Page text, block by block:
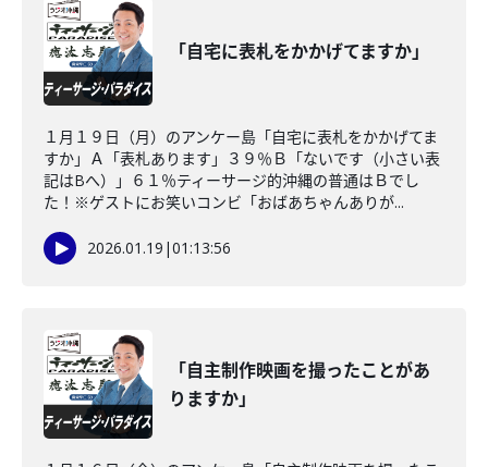
「自宅に表札をかかげてますか」
１月１９日（月）のアンケー島「自宅に表札をかかげてま
すか」Ａ「表札あります」３９％Ｂ「ないです（小さい表
記はBへ）」６１％ティーサージ的沖縄の普通はＢでし
た！※ゲストにお笑いコンビ「おばあちゃんありが...
2026.01.19 |01:13:56
「自主制作映画を撮ったことがあ
りますか」